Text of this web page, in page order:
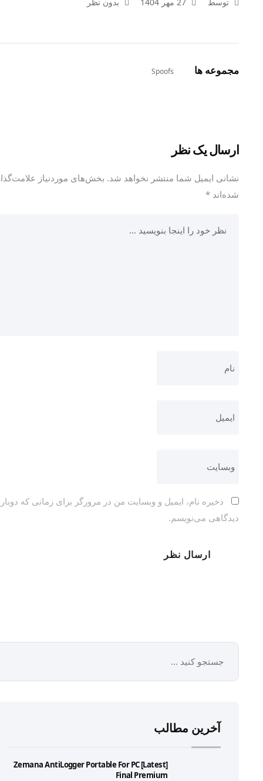
مجموعه ها Spoofs
ارسال یک نظر
نشانی ایمیل شما منتشر نخواهد شد. بخش‌های موردنیاز علامت‌گذاری
شده‌اند *
ذخیره نام، ایمیل و وبسایت من در مرورگر برای زمانی که دوباره
دیدگاهی می‌نویسم.
آخرین مطالب
Zemana AntiLogger Portable For PC [Latest]
Final Premium